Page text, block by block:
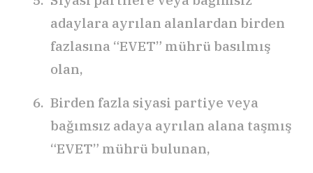
adaylara ayrılan alanlardan birden
fazlasına “EVET” mührü basılmış
olan,
Birden fazla siyasi partiye veya
bağımsız adaya ayrılan alana taşmış
“EVET” mührü bulunan,